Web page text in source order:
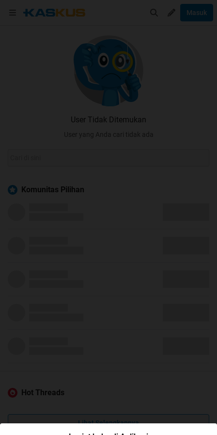
Masuk
User Tidak Ditemukan
User yang Anda cari tidak ada
Komunitas Pilihan
Hot Threads
Lihat Selengkapnya